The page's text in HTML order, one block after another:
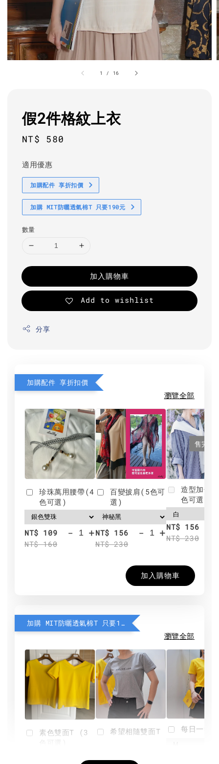
1 / 16
假2件格紋上衣
Regular
NT$ 580
適用優惠
加購配件 享折扣價
加購 MIT防曬透氣棉T 只要190元
數量
加入購物車
Add to wishlist
分享
加購配件 享折扣價
瀏覽全部
珍珠萬用腰帶(4
色可選)
NT$ 109
NT$ 160
- +
百變披肩(5色可
選)
NT$ 156
NT$ 230
- +
售完
造型加分
色可選)
NT$ 156
NT$ 230
加入購物車
加購 MIT防曬透氣棉T 只要190元
瀏覽全部
素色雙面T (3
希望相隨雙面T 每日一笑